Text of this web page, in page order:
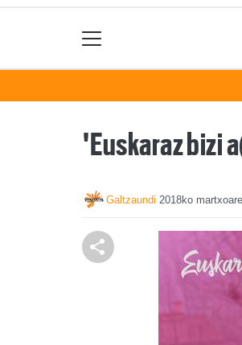
'Euskaraz bizi
Galtzaundi 2018ko